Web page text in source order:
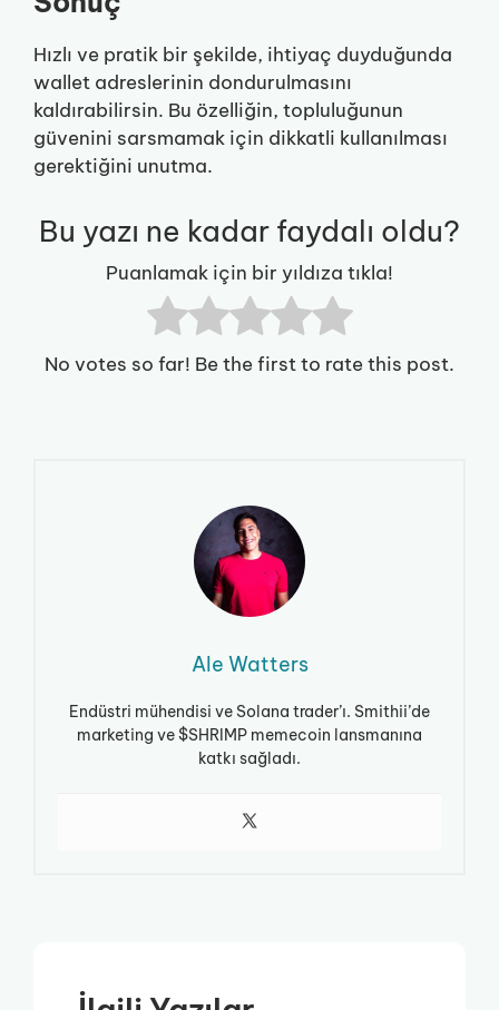
Hızlı ve pratik bir şekilde, ihtiyaç duyduğunda
wallet adreslerinin dondurulmasını
kaldırabilirsin. Bu özelliğin, topluluğunun
güvenini sarsmamak için dikkatli kullanılması
gerektiğini unutma.
Bu yazı ne kadar faydalı oldu?
Puanlamak için bir yıldıza tıkla!
No votes so far! Be the first to rate this post.
Ale Watters
Endüstri mühendisi ve Solana trader’ı. Smithii’de
marketing ve $SHRIMP memecoin lansmanına
katkı sağladı.